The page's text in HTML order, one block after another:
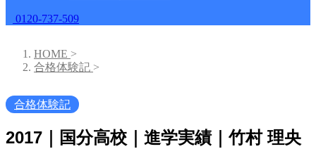
0120-737-509
HOME >
合格体験記 >
合格体験記
2017｜国分高校｜進学実績｜竹村 理央